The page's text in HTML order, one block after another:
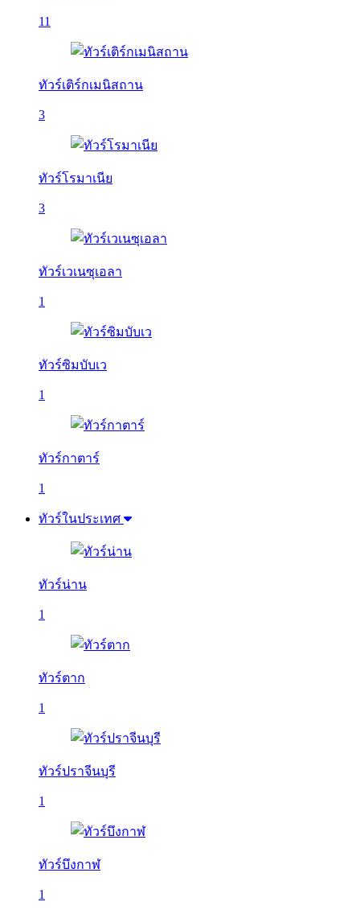
11
ทัวร์เติร์กเมนิสถาน
3
ทัวร์โรมาเนีย
3
ทัวร์เวเนซุเอลา
1
ทัวร์ซิมบับเว
1
ทัวร์กาตาร์
1
ทัวร์ในประเทศ
ทัวร์น่าน
1
ทัวร์ตาก
1
ทัวร์ปราจีนบุรี
1
ทัวร์บึงกาฬ
1